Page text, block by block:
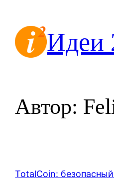
содержимомуИдеи
Автор:
TotalCoin: